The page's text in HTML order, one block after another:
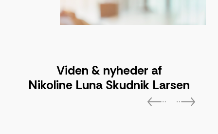
Viden & nyheder af
Nikoline Luna Skudnik Larsen